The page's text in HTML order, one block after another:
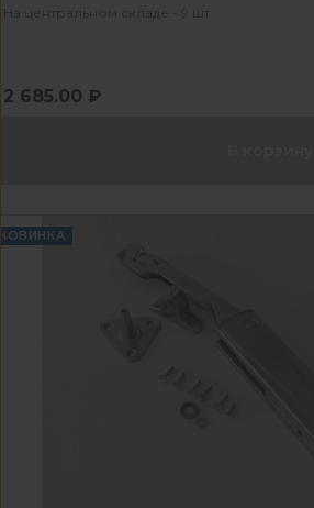
На центральном складе - 9 шт
2 685.00 ₽